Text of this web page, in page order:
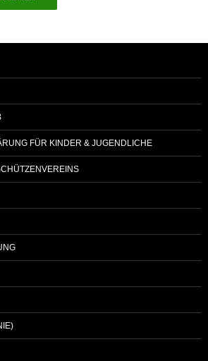
FÜR KINDER & JUGENDLICHE